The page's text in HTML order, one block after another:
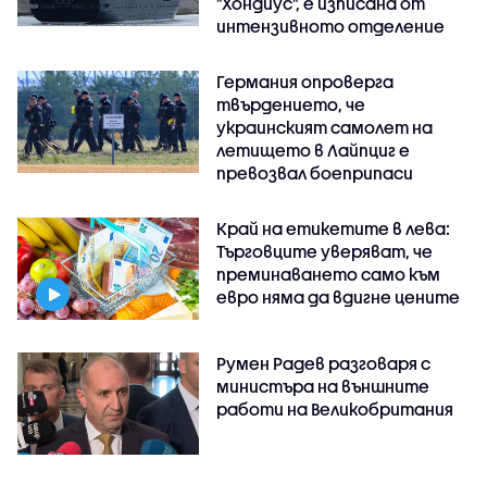
интензивното отделение
Германия опроверга
твърдението, че
украинският самолет на
летището в Лайпциг е
превозвал боеприпаси
Край на етикетите в лева:
Търговците уверяват, че
преминаването само към
евро няма да вдигне цените
Румен Радев разговаря с
министъра на външните
работи на Великобритания